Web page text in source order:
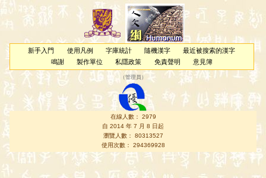
新手入門 使用凡例 字庫統計 隨機漢字
最近被搜索的漢字
鳴謝
製作單位 私隱政策 免責聲明 意見簿
（管理員 ）
在線人數： 2979
自 2014 年 7 月 8 日起
瀏覽人數： 80313527
使用次數： 294369928